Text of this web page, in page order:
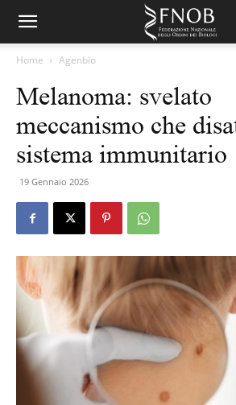
Home Agenbio
Melanoma: svelato
meccanismo che
sistema immunitario
19 Gennaio 2026